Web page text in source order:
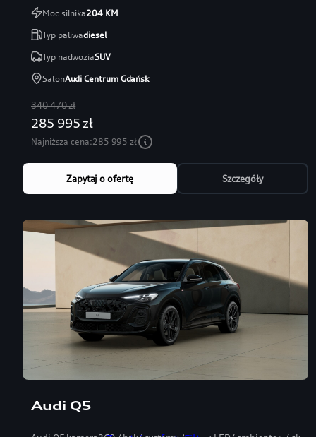
Moc silnika204KM
Typ paliwadiesel
Typ nadwoziaSUV
SalonAudi Centrum Gdańsk
340 470 zł
285 995 zł
Najniższa cena:285 995 zł
Zapytaj o ofertę Szczegóły
Audi Q5